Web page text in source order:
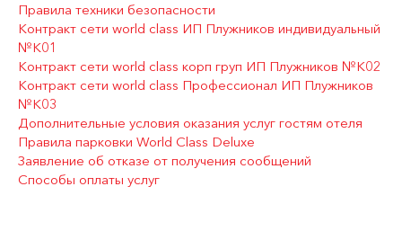
Правила техники безопасности
Контракт сети world class ИП Плужников индивидуальный
№К01
Контракт сети world class корп груп ИП Плужников №К02
Контракт сети world class Профессионал ИП Плужников
№К03
Дополнительные условия оказания услуг гостям отеля
Правила парковки World Class Deluxe
Заявление об отказе от получения сообщений
Способы оплаты услуг